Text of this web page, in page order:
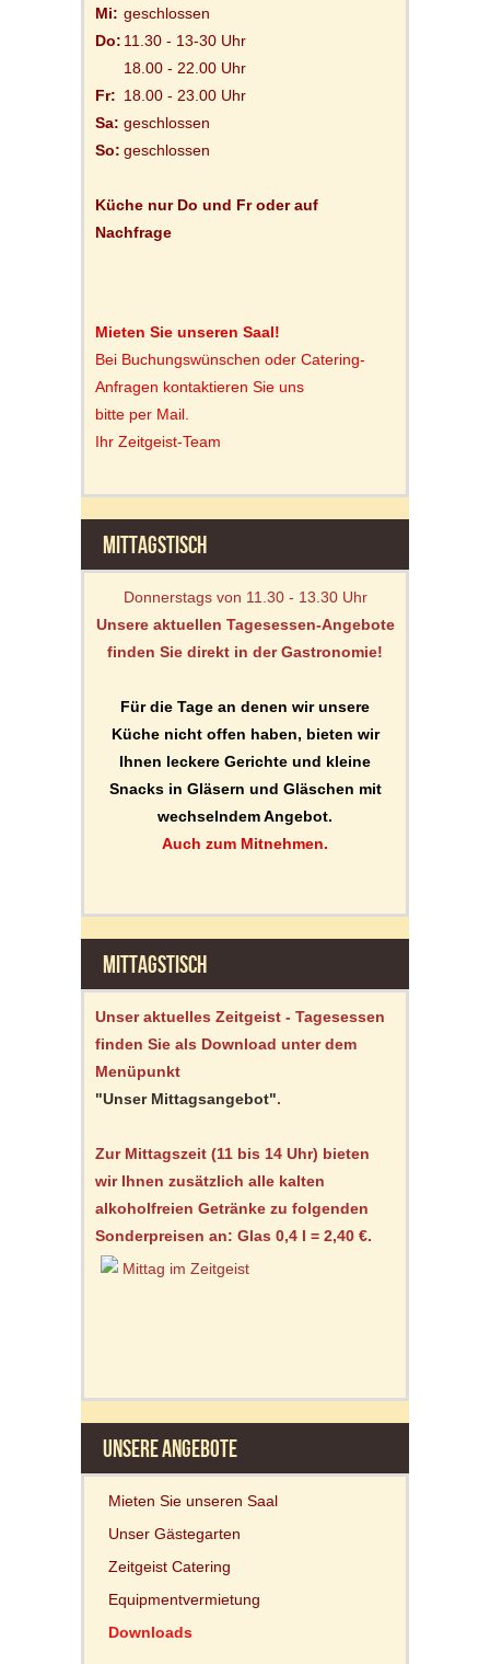
Mi: geschlossen
Do: 11.30 - 13-30 Uhr
18.00 - 22.00 Uhr
Fr: 18.00 - 23.00 Uhr
Sa: geschlossen
So: geschlossen
Küche nur Do und Fr oder auf
Nachfrage
Mieten Sie unseren Saal!
Bei Buchungswünschen oder Catering-
Anfragen kontaktieren Sie uns
bitte per Mail.
Ihr Zeitgeist-Team
MITTAGSTISCH
Donnerstags von 11.30 - 13.30 Uhr
Unsere aktuellen Tagesessen-Angebote
finden Sie direkt in der Gastronomie!
Für die Tage an denen wir unsere
Küche nicht offen haben, bieten wir
Ihnen leckere Gerichte und kleine
Snacks in Gläsern und Gläschen mit
wechselndem Angebot.
Auch zum Mitnehmen.
MITTAGSTISCH
Unser aktuelles Zeitgeist - Tagesessen
finden Sie als Download unter dem
Menüpunkt
"Unser Mittagsangebot".
Zur Mittagszeit (11 bis 14 Uhr) bieten
wir Ihnen zusätzlich alle kalten
alkoholfreien Getränke zu folgenden
Sonderpreisen an: Glas 0,4 l = 2,40 €.
UNSERE ANGEBOTE
Mieten Sie unseren Saal
Unser Gästegarten
Zeitgeist Catering
Equipmentvermietung
Downloads